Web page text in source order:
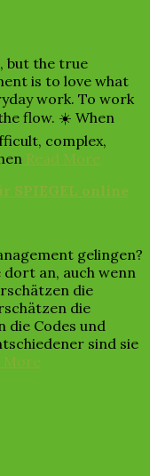
but the true
is to love what
work. To work
flow. ☀️ When
complex,
Read More
SPIEGEL online
gelingen?
dort an, auch wenn
die
die
die Codes und
sind sie
More